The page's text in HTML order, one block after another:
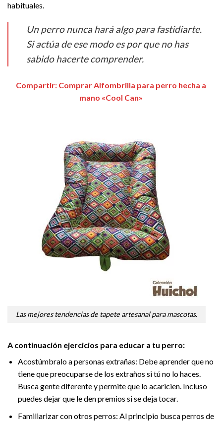
habituales.
Un perro nunca hará algo para fastidiarte.
Si actúa de ese modo es por que no has
sabido hacerte comprender.
Compartir: Comprar Alfombrilla para perro hecha a
mano «Cool Can»
Las mejores tendencias de tapete artesanal para mascotas.
A continuación ejercicios para educar a tu perro:
Acostúmbralo a personas extrañas: Debe aprender que no
tiene que preocuparse de los extraños si tú no lo haces.
Busca gente diferente y permite que lo acaricien. Incluso
puedes dejar que le den premios si se deja tocar.
Familiarizar con otros perros: Al principio busca perros de